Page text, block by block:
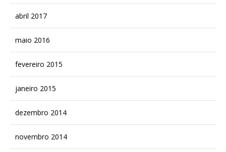
abril 2017
maio 2016
fevereiro 2015
janeiro 2015
dezembro 2014
novembro 2014